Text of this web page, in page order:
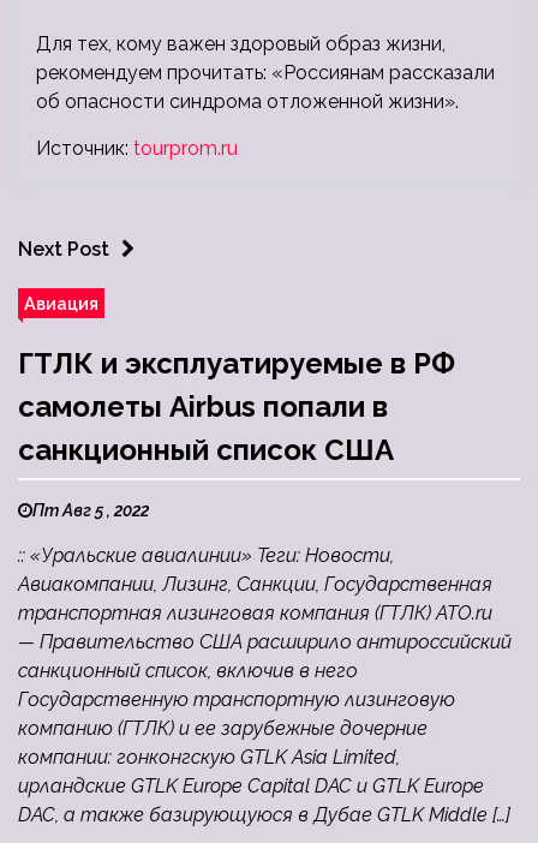
Для тех, кому важен здоровый образ жизни,
рекомендуем прочитать: «Россиянам рассказали
об опасности синдрома отложенной жизни».
Источник: tourprom.ru
Next Post
Авиация
ГТЛК и эксплуатируемые в РФ
самолеты Airbus попали в
санкционный список США
Пт Авг 5 , 2022
:: «Уральские авиалинии» Теги: Новости,
Авиакомпании, Лизинг, Санкции, Государственная
транспортная лизинговая компания (ГТЛК) ATO.ru
— Правительство США расширило антироссийский
санкционный список, включив в него
Государственную транспортную лизинговую
компанию (ГТЛК) и ее зарубежные дочерние
компании: гонконгскую GTLK Asia Limited,
ирландские GTLK Europe Capital DAC и GTLK Europe
DAC, а также базирующуюся в Дубае GTLK Middle […]